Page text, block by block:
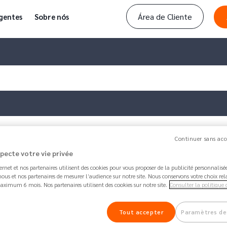
Sobre nós Área de Cliente
Artigo atualizado por Anahá 1 month 2 weeks
Como gerir os meus
Partilhar
Continuer sans
votre vie privée
et nos partenaires utilisent des cookies pour vous proposer de la publicité
et nos partenaires de mesurer l’audience sur notre site. Nous conservons votre choix
6 mois. Nos partenaires utilisent des cookies sur notre site. Consulter la politique
Paramètres
Tout accepter